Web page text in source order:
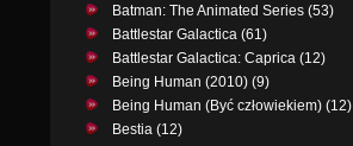
Batman: The Animated Series (53)
Battlestar Galactica (61)
Battlestar Galactica: Caprica (12)
Being Human (2010) (9)
Being Human (Być człowiekiem) (12)
Bestia (12)